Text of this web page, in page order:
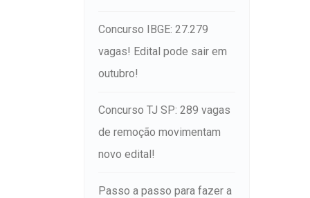
Concurso IBGE: 27.279
vagas! Edital pode sair em
outubro!
Concurso TJ SP: 289 vagas
de remoção movimentam
novo edital!
Passo a passo para fazer a